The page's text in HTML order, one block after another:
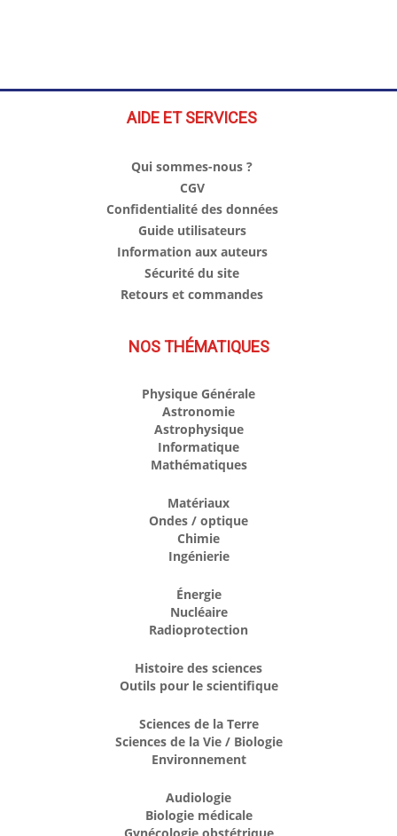
AIDE ET SERVICES
Qui sommes-nous ?
CGV
Confidentialité des données
Guide utilisateurs
Information aux auteurs
Sécurité du site
Retours et commandes
NOS THÉMATIQUES
Physique Générale
Astronomie
Astrophysique
Informatique
Mathématiques
Matériaux
Ondes / optique
Chimie
Ingénierie
Énergie
Nucléaire
Radioprotection
Histoire des sciences
Outils pour le scientifique
Sciences de la Terre
Sciences de la Vie / Biologie
Environnement
Audiologie
Biologie médicale